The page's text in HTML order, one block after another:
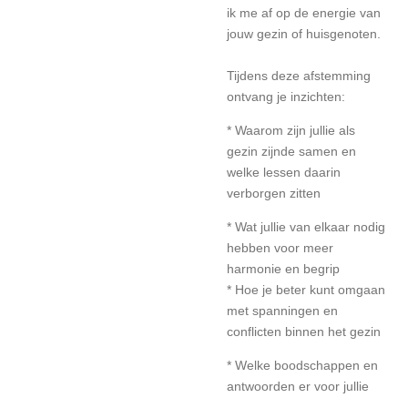
ik me af op de energie van
jouw gezin of huisgenoten.
Tijdens deze afstemming
ontvang je inzichten:
* Waarom zijn jullie als
gezin zijnde samen en
welke lessen daarin
verborgen zitten
* Wat jullie van elkaar nodig
hebben voor meer
harmonie en begrip
* Hoe je beter kunt omgaan
met spanningen en
conflicten binnen het gezin
* Welke boodschappen en
antwoorden er voor jullie